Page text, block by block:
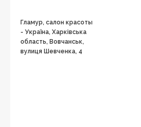
Гламур, салон красоты
- Україна, Харківська
область, Вовчанськ,
вулиця Шевченка, 4